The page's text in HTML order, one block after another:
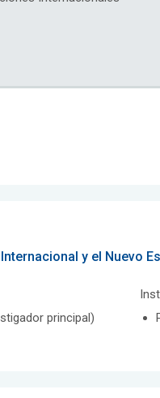
y el Nuevo
principal)